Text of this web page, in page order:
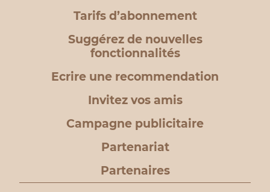
Tarifs d’abonnement
Suggérez de nouvelles
fonctionnalités
Ecrire une recommendation
Invitez vos amis
Campagne publicitaire
Partenariat
Partenaires